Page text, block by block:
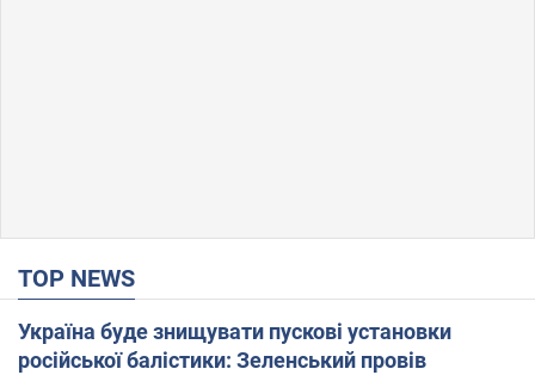
TOP NEWS
Україна буде знищувати пускові установки
російської балістики: Зеленський провів